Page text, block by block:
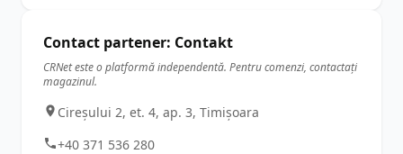
Contact partener: Contakt
CRNet este o platformă independentă. Pentru comenzi, contactați
magazinul.
Cireșului 2, et. 4, ap. 3, Timișoara
+40 371 536 280